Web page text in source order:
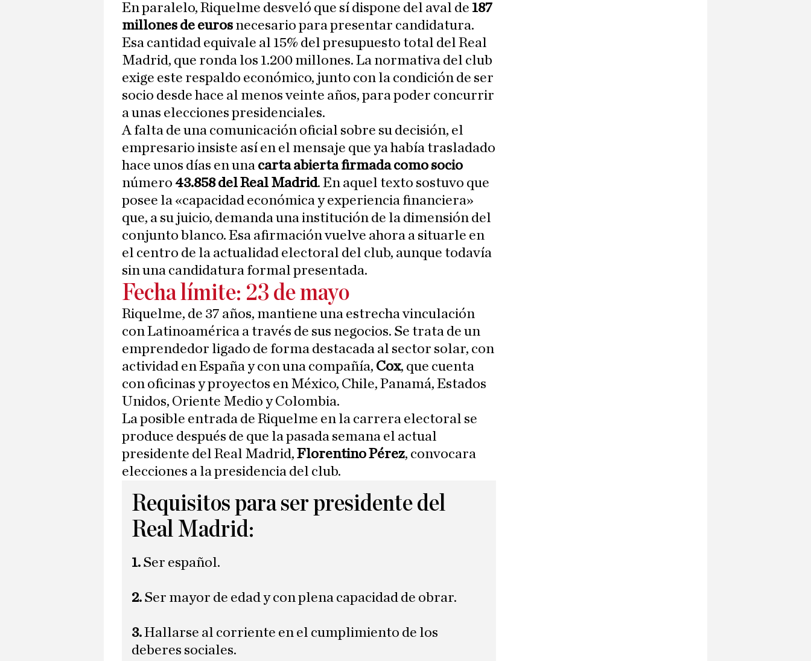
En paralelo, Riquelme desveló que sí dispone del aval de 187
millones de euros necesario para presentar candidatura.
Esa cantidad equivale al 15% del presupuesto total del Real
Madrid, que ronda los 1.200 millones. La normativa del club
exige este respaldo económico, junto con la condición de ser
socio desde hace al menos veinte años, para poder concurrir
a unas elecciones presidenciales.
A falta de una comunicación oficial sobre su decisión, el
empresario insiste así en el mensaje que ya había trasladado
hace unos días en una carta abierta firmada como socio
número 43.858 del Real Madrid. En aquel texto sostuvo que
posee la «capacidad económica y experiencia financiera»
que, a su juicio, demanda una institución de la dimensión del
conjunto blanco. Esa afirmación vuelve ahora a situarle en
el centro de la actualidad electoral del club, aunque todavía
sin una candidatura formal presentada.
Fecha límite: 23 de mayo
Riquelme, de 37 años, mantiene una estrecha vinculación
con Latinoamérica a través de sus negocios. Se trata de un
emprendedor ligado de forma destacada al sector solar, con
actividad en España y con una compañía, Cox, que cuenta
con oficinas y proyectos en México, Chile, Panamá, Estados
Unidos, Oriente Medio y Colombia.
La posible entrada de Riquelme en la carrera electoral se
produce después de que la pasada semana el actual
presidente del Real Madrid, Florentino Pérez, convocara
elecciones a la presidencia del club.
Requisitos para ser presidente del
Real Madrid:
1. Ser español.
2. Ser mayor de edad y con plena capacidad de obrar.
3.Hallarse al corriente en el cumplimiento de los
deberes sociales.